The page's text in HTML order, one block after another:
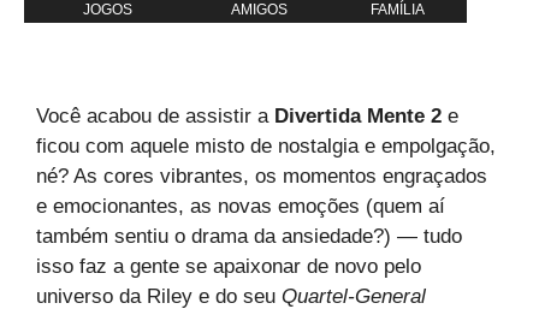
JOGOS
AMIGOS
FAMÍLIA
Você acabou de assistir a Divertida Mente 2 e
ficou com aquele misto de nostalgia e empolgação,
né? As cores vibrantes, os momentos engraçados
e emocionantes, as novas emoções (quem aí
também sentiu o drama da ansiedade?) — tudo
isso faz a gente se apaixonar de novo pelo
universo da Riley e do seu Quartel-General